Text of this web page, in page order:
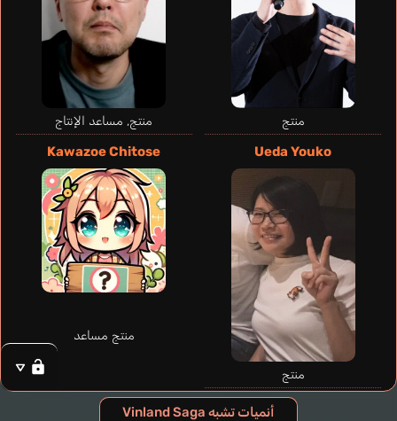
منتج منتج, مساعد الإنتاج
Ueda Youko
منتج
Kawazoe Chitose
منتج مساعد
Haimoto Mike
إنجليزي
Emerick
Shannon
إنجليزي
Chase Kaycie
فرنسي
Lorenzo
إيطالي
Ake
أنميات تشبه Vinland Saga